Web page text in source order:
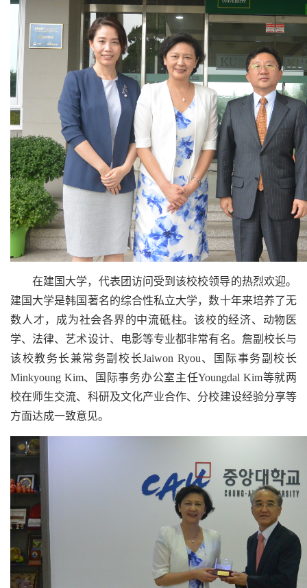
在建国大学，代表团访问受到该校校领导的热烈欢迎。
建国大学是韩国著名的综合性私立大学，数十年来培养了无
数人才，成为社会各界的中流砥柱。该校的经济、动物医
学、法律、艺术设计、电影等专业都非常有名。詹副校长与
该校教务长兼常务副校长Jaiwon Ryou、国际事务副校长
Minkyoung Kim、国际事务办公室主任Youngdal Kim等就两
校在师生交流、科研及文化产业合作、分校建设经验分享等
方面达成一致意见。